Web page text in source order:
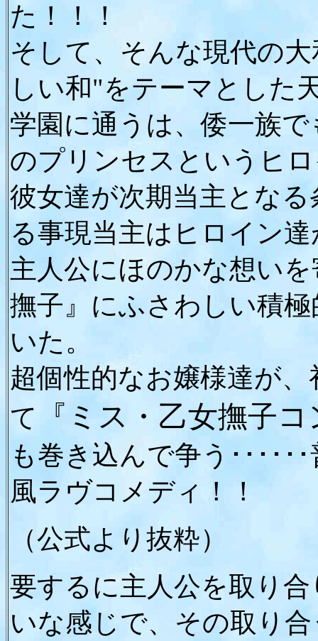
た！！！
そして、そんな現代の
しい和"をテーマとした
学園に通うは、倭一族
のプリンセスというヒ
彼女達が次期当主とな
る事現当主はヒロイン
主人公にほのかな想い
撫子』にふさわしい積
いた。
超個性的なお嬢様達が
て
『ミス・乙女撫子
も巻き込んで争う･････
風ラヴコメディ！！
（公式より抜粋）
要するに主人公を取り
いな感じで、その取り